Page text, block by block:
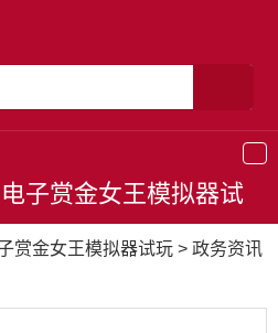
导
子赏金女王模拟器试
赏金女王模拟器试玩 > 政务资讯